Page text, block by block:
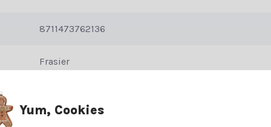
en creëert een warme en gastvrije kerstsfeer. Versier hem
8711473762136
Frasier
Yum, Cookies